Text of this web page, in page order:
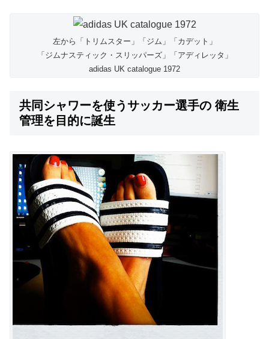
左から「トリムスター」「ジム」「カデット」
「ジムナスティック・スリッパーズ」「アディレッタ」
adidas UK catalogue 1972
共同シャワーを使うサッカー選手の 衛生
管理を目的に誕生